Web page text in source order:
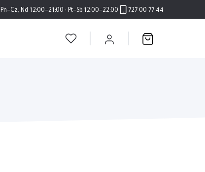
Pn–Cz, Nd 12:00–21:00 · Pt–Sb 12:00–22:00 727 00 77 44